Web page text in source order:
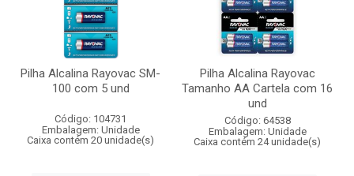
Pilha Alcalina Rayovac SM-
100 com 5 und
Código: 104731
Embalagem: Unidade
Caixa contém 20 unidade(s)
Pilha Alcalina Rayovac
Tamanho AA Cartela com 16
und
Código: 64538
Embalagem: Unidade
Caixa contém 24 unidade(s)